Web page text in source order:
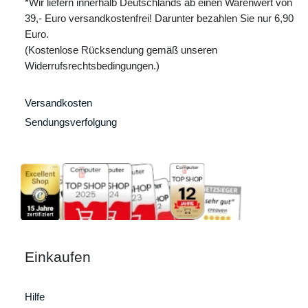
*Wir liefern innerhalb Deutschlands ab einen Warenwert von
39,- Euro versandkostenfrei! Darunter bezahlen Sie nur 6,90
Euro.
(Kostenlose Rücksendung gemäß unseren
Widerrufsrechtsbedingungen.)
Versandkosten
Sendungsverfolgung
Einkaufen
Hilfe